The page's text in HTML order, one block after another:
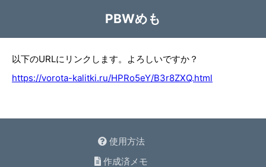
PBWめも
以下のURLにリンクします。よろしいですか？
https://vorota-kalitki.ru/HPRo5eY/B3r8ZXQ.html
使用方法
作成済メモ